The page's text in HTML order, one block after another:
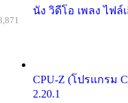
นัง วิดีโอ เพลง ไฟล์
CPU-Z (โปรแกรม
2.20.1